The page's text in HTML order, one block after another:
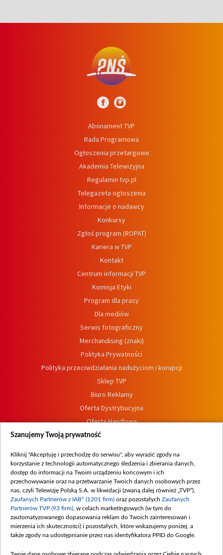
Abonament TVP
Rada Programowa
Ogłoszenia przetargowe
Akademia Telewizyjna
Regulamin tvp.pl
Telegazeta ogłoszenia
Informacje o nadawcy
Konkursy
Zgłoś program (ROPAT)
Kariera w TVP
Kontakt
Centrum informacji TVP
Komisja Etyki
Program dla prasy
Dla mediów
Serwis fotograficzny
Merchandising (znaki)
Polityka Prywatności
Polityka przeciwdziałania nadużyciom i korupcji
Sklep TVP
Biuro Reklamy
Oferta Dystrybucyjna
Oferta Handlowa
Dostępność
Procedura zgłoszeń wewnętrznych
Szanujemy Twoją prywatność
Kliknij "Akceptuję i przechodzę do serwisu", aby wyrazić zgody na
korzystanie z technologii automatycznego śledzenia i zbierania danych,
dostęp do informacji na Twoim urządzeniu końcowym i ich
przechowywanie oraz na przetwarzanie Twoich danych osobowych przez
nas, czyli Telewizję Polską S.A. w likwidacji (zwaną dalej również „TVP”),
Zaufanych Partnerów z IAB* (1201 firm) oraz pozostałych Zaufanych
Partnerów TVP (93 firm) , w celach marketingowych (w tym do
zautomatyzowanego dopasowania reklam do Twoich zainteresowań i
mierzenia ich skuteczności) i pozostałych, które wskazujemy poniżej, a
także zgody na udostępnianie przez nas identyfikatora PPID do Google.